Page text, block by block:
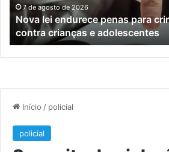
online
contra
crianças
e
adolescentes
7 de agosto de 2026
Nova lei endurece penas para
contra crianças e adolescentes